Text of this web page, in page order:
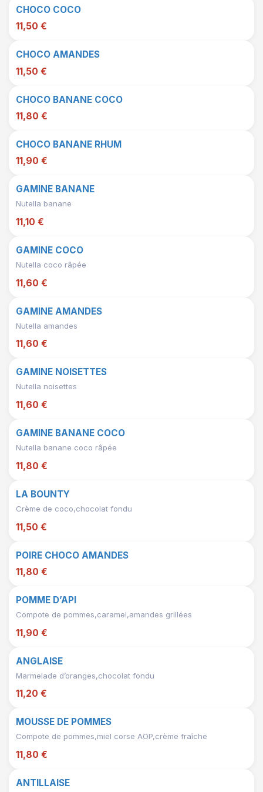
CHOCO COCO
11,50 €
CHOCO AMANDES
11,50 €
CHOCO BANANE COCO
11,80 €
CHOCO BANANE RHUM
11,90 €
GAMINE BANANE
Nutella banane
11,10 €
GAMINE COCO
Nutella coco râpée
11,60 €
GAMINE AMANDES
Nutella amandes
11,60 €
GAMINE NOISETTES
Nutella noisettes
11,60 €
GAMINE BANANE COCO
Nutella banane coco râpée
11,80 €
LA BOUNTY
Crème de coco,chocolat fondu
11,50 €
POIRE CHOCO AMANDES
11,80 €
POMME D’API
Compote de pommes,caramel,amandes grillées
11,90 €
ANGLAISE
Marmelade d’oranges,chocolat fondu
11,20 €
MOUSSE DE POMMES
Compote de pommes,miel corse AOP,crème fraîche
11,80 €
ANTILLAISE